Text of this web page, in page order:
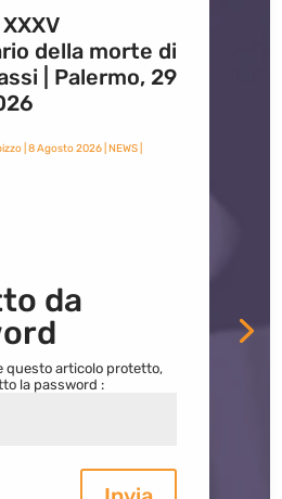
della morte di
| Palermo, 29
| 8 Agosto 2026| NEWS|
da
questo articolo protetto,
la password :